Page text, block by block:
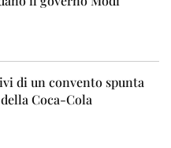
di un convento spunta
Coca-Cola